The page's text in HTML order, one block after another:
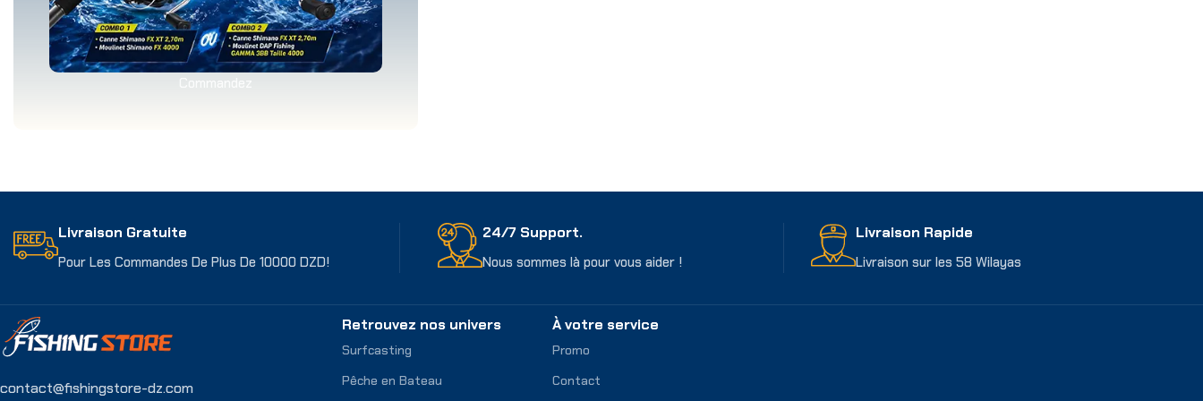
Commandez
Livraison Gratuite
Pour Les Commandes De Plus De 10000 DZD!
24/7 Support.
Nous sommes là pour vous aider !
Livraison Rapide
Livraison sur les 58 Wilayas
contact@fishingstore-dz.com
Retrouvez nos univers
Surfcasting
Pêche en Bateau
À votre service
Promo
Contact